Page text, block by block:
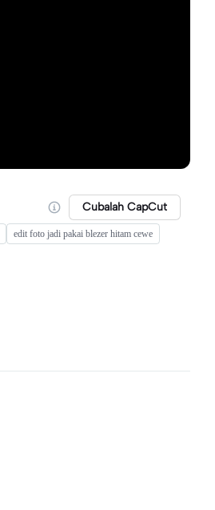
Cubalah CapCut
edit foto jadi pakai blezer hitam cewe